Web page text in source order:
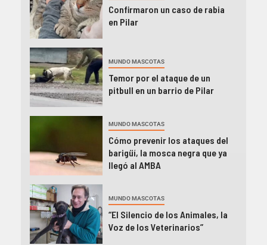
Confirmaron un caso de rabia
en Pilar
MUNDO MASCOTAS
Temor por el ataque de un
pitbull en un barrio de Pilar
MUNDO MASCOTAS
Cómo prevenir los ataques del
barigüí, la mosca negra que ya
llegó al AMBA
MUNDO MASCOTAS
“El Silencio de los Animales, la
Voz de los Veterinarios”